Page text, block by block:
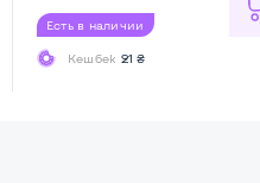
Есть в наличии
Кешбек 21 ₴